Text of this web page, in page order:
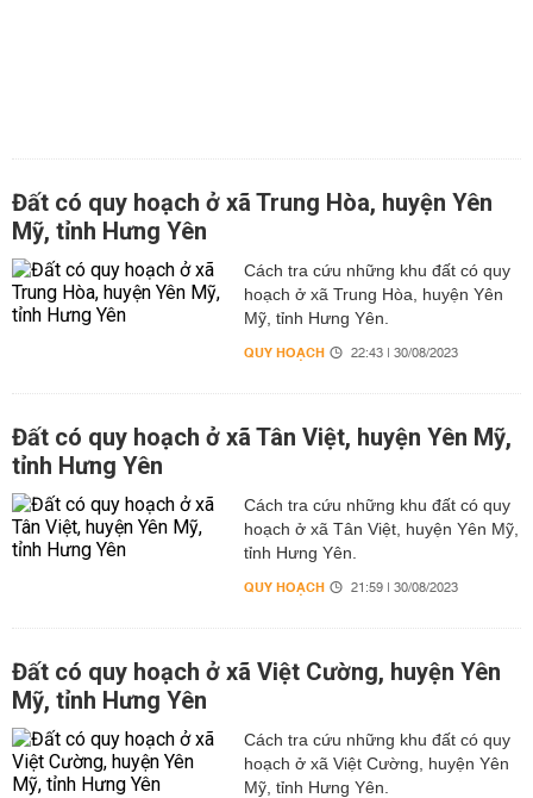
Đất có quy hoạch ở xã Trung Hòa, huyện Yên
Mỹ, tỉnh Hưng Yên
Cách tra cứu những khu đất có quy
hoạch ở xã Trung Hòa, huyện Yên
Mỹ, tỉnh Hưng Yên.
QUY HOẠCH 22:43 | 30/08/2023
Đất có quy hoạch ở xã Tân Việt, huyện Yên Mỹ,
tỉnh Hưng Yên
Cách tra cứu những khu đất có quy
hoạch ở xã Tân Việt, huyện Yên Mỹ,
tỉnh Hưng Yên.
QUY HOẠCH 21:59 | 30/08/2023
Đất có quy hoạch ở xã Việt Cường, huyện Yên
Mỹ, tỉnh Hưng Yên
Cách tra cứu những khu đất có quy
hoạch ở xã Việt Cường, huyện Yên
Mỹ, tỉnh Hưng Yên.